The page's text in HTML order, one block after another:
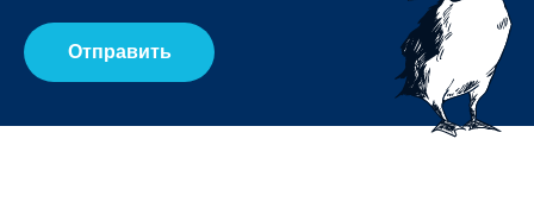
Отправить